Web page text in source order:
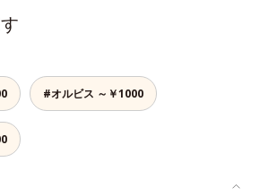
ったりのア
、キメの
る植物性保
グフィルタ
、マイカ、
リルジメチ
わりなが
とりやわら
唇にやさし
てください。
#オルビス ～￥1000